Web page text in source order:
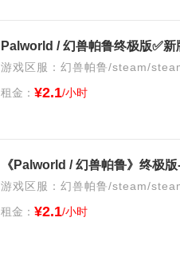
游戏区服：幻兽帕鲁/steam/
租金： ¥2.1/小时
《Palworld / 幻兽帕鲁》终极
游戏区服：幻兽帕鲁/steam/
租金： ¥2.1/小时